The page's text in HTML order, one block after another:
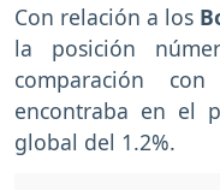
Con relación a los
la posición
comparación
encontraba en el
global del 1.2%.